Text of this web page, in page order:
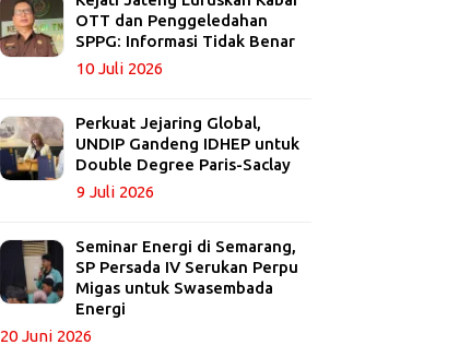
OTT dan Penggeledahan
SPPG: Informasi Tidak Benar
10 Juli 2026
Perkuat Jejaring Global,
UNDIP Gandeng IDHEP untuk
Double Degree Paris-Saclay
9 Juli 2026
Seminar Energi di Semarang,
SP Persada IV Serukan Perpu
Migas untuk Swasembada
Energi
20 Juni 2026